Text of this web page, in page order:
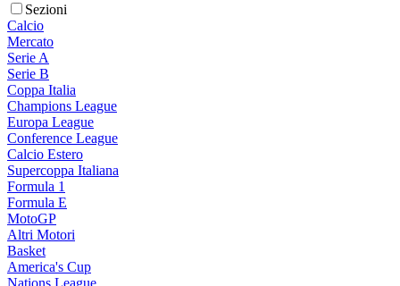
Sezioni
Calcio
Mercato
Serie A
Serie B
Coppa Italia
Champions League
Europa League
Conference League
Calcio Estero
Supercoppa Italiana
Formula 1
Formula E
MotoGP
Altri Motori
Basket
America's Cup
Nations League